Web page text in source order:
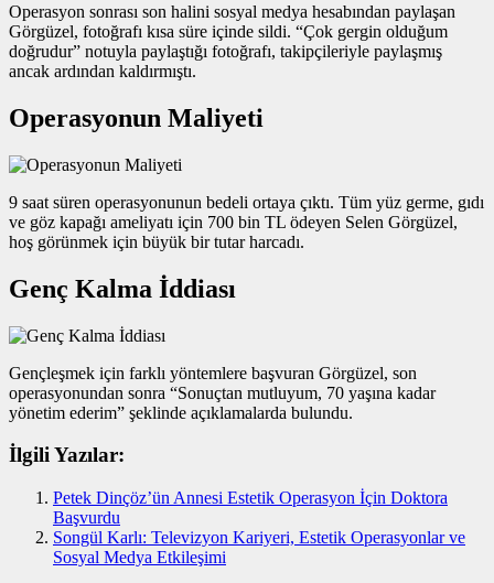
Operasyon sonrası son halini sosyal medya hesabından paylaşan
Görgüzel, fotoğrafı kısa süre içinde sildi. “Çok gergin olduğum
doğrudur” notuyla paylaştığı fotoğrafı, takipçileriyle paylaşmış
ancak ardından kaldırmıştı.
Operasyonun Maliyeti
9 saat süren operasyonunun bedeli ortaya çıktı. Tüm yüz germe, gıdı
ve göz kapağı ameliyatı için 700 bin TL ödeyen Selen Görgüzel,
hoş görünmek için büyük bir tutar harcadı.
Genç Kalma İddiası
Gençleşmek için farklı yöntemlere başvuran Görgüzel, son
operasyonundan sonra “Sonuçtan mutluyum, 70 yaşına kadar
yönetim ederim” şeklinde açıklamalarda bulundu.
İlgili Yazılar:
Petek Dinçöz’ün Annesi Estetik Operasyon İçin Doktora
Başvurdu
Songül Karlı: Televizyon Kariyeri, Estetik Operasyonlar ve
Sosyal Medya Etkileşimi